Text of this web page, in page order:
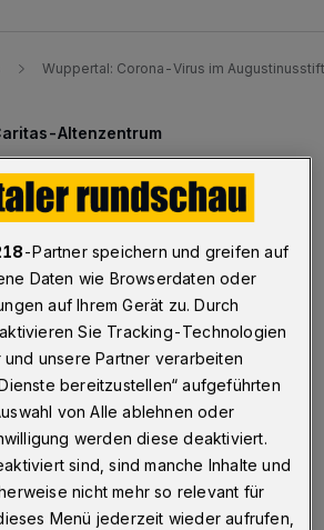
Wuppertal: Corona-Virus im
Altenzentrum
32 Bewohner
verstorben
Bewohner zählt die Caritas
April 2020) im Augustinusstift Im
Sprecherin Susanne Bossy
acht Bewohner an den
Virus verstorben seien. Um die
werden jetzt alle Senioren
Eine Minute Lesezeit
-Partner speichern und greifen auf
Daten wie Browserdaten oder
auf Ihrem Gerät zu. Durch
Sie Tracking-Technologien
und unsere Partner verarbeiten
bereitzustellen“ aufgeführten
von Alle ablehnen oder
werden diese deaktiviert.
sind, sind manche Inhalte und
nicht mehr so relevant für
Menü jederzeit wieder aufrufen,